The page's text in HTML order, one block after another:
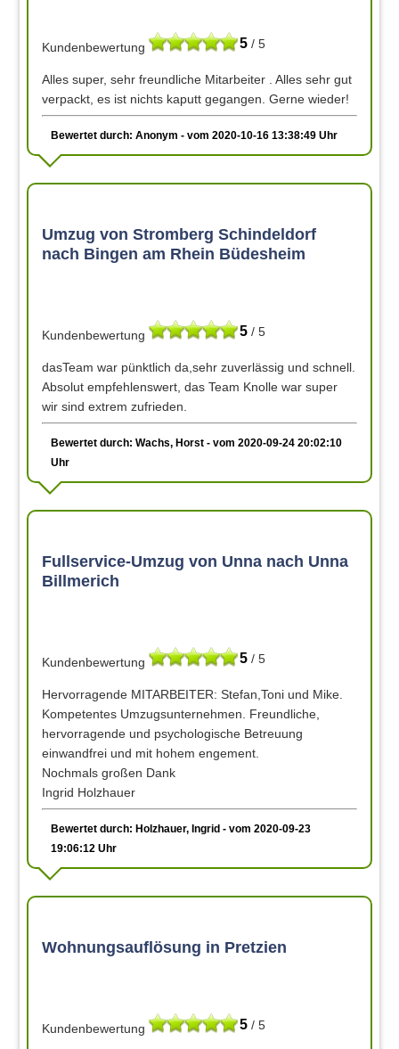
5 / 5
Kundenbewertung
Alles super, sehr freundliche Mitarbeiter . Alles sehr gut
verpackt, es ist nichts kaputt gegangen. Gerne wieder!
Bewertet durch: Anonym - vom 2020-10-16 13:38:49 Uhr
Umzug von Stromberg Schindeldorf
nach Bingen am Rhein Büdesheim
5 / 5
Kundenbewertung
dasTeam war pünktlich da,sehr zuverlässig und schnell.
Absolut empfehlenswert, das Team Knolle war super
wir sind extrem zufrieden.
Bewertet durch: Wachs, Horst - vom 2020-09-24 20:02:10
Uhr
Fullservice-Umzug von Unna nach Unna
Billmerich
5 / 5
Kundenbewertung
Hervorragende MITARBEITER: Stefan,Toni und Mike.
Kompetentes Umzugsunternehmen. Freundliche,
hervorragende und psychologische Betreuung
einwandfrei und mit hohem engement.
Nochmals großen Dank
Ingrid Holzhauer
Bewertet durch: Holzhauer, Ingrid - vom 2020-09-23
19:06:12 Uhr
Wohnungsauflösung in Pretzien
5 / 5
Kundenbewertung